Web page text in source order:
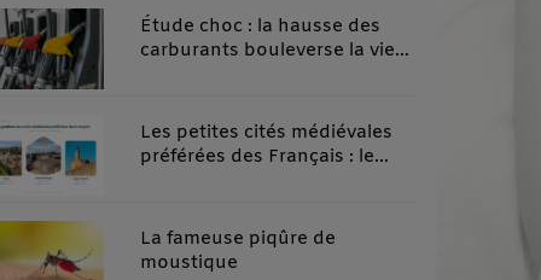
Étude choc : la hausse des
carburants bouleverse la vie
Les petites cités médiévales
préférées des Français : le
La fameuse piqûre de
moustique